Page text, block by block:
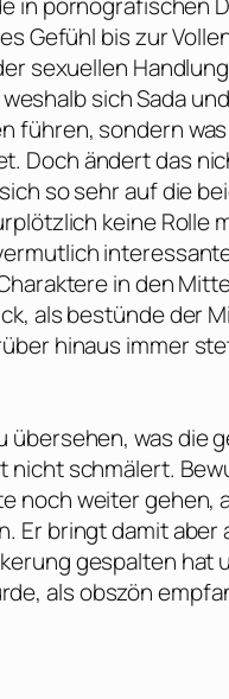
in pornografischen
Gefühl bis zur
sexuellen
sich Sada
führen, sondern was
Doch ändert das
so sehr auf die
keine Rolle
in den
als bestünde der
hinaus immer
übersehen, was die
nicht schmälert.
noch weiter gehen,
Er bringt damit aber
gespalten hat
als obszön